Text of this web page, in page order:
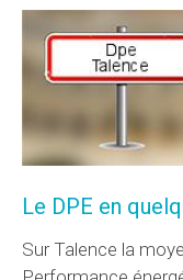
Le DPE en
Sur Talence la